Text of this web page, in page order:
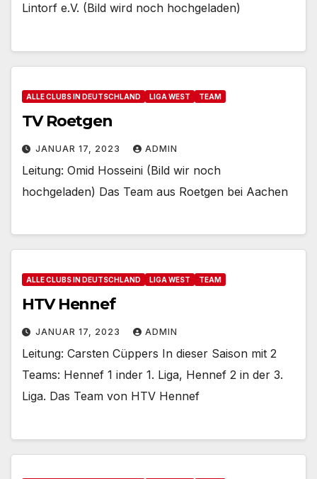
Lintorf e.V. (Bild wird noch hochgeladen)
ALLE CLUBS IN DEUTSCHLAND LIGA WEST TEAM
TV Roetgen
JANUAR 17, 2023 ADMIN
Leitung: Omid Hosseini (Bild wir noch
hochgeladen) Das Team aus Roetgen bei Aachen
ALLE CLUBS IN DEUTSCHLAND LIGA WEST TEAM
HTV Hennef
JANUAR 17, 2023 ADMIN
Leitung: Carsten Cüppers In dieser Saison mit 2
Teams: Hennef 1 inder 1. Liga, Hennef 2 in der 3.
Liga. Das Team von HTV Hennef